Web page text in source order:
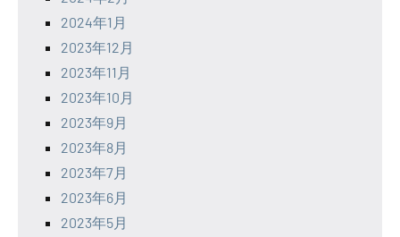
2024年1月
2023年12月
2023年11月
2023年10月
2023年9月
2023年8月
2023年7月
2023年6月
2023年5月